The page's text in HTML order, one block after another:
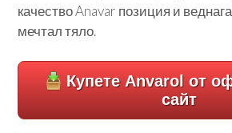
качество Anavar позиция и
мечтал тяло.
Купете Anvarol от
сайт